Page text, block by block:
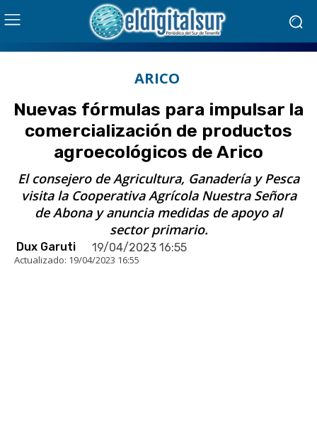
ARICO
Nuevas fórmulas para impulsar la
comercialización de productos
agroecológicos de Arico
El consejero de Agricultura, Ganadería y Pesca
visita la Cooperativa Agrícola Nuestra Señora
de Abona y anuncia medidas de apoyo al
sector primario.
Dux Garuti 19/04/2023 16:55
Actualizado: 19/04/2023 16:55